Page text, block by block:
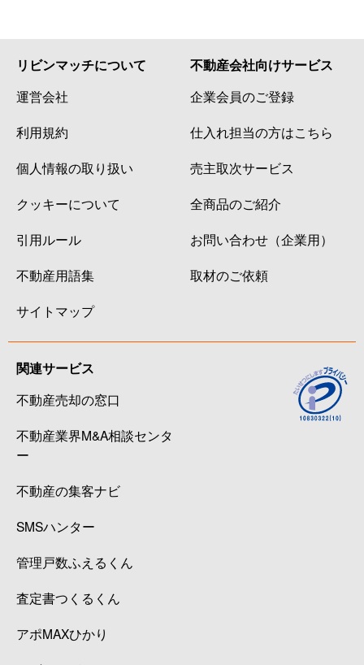
リビンマッチについて
運営会社
利用規約
個人情報の取り扱い
クッキーについて
引用ルール
不動産用語集
サイトマップ
不動産会社向けサービス
企業会員のご登録
仕入れ担当の方はこちら
売主取次サービス
全商品のご紹介
お問い合わせ（企業用）
取材のご依頼
関連サービス
不動産売却の窓口
不動産業界M&A相談センタ
ー
不動産の集客ナビ
SMSハンター
管理戸数ふえるくん
査定書つくるくん
アポMAXひかり